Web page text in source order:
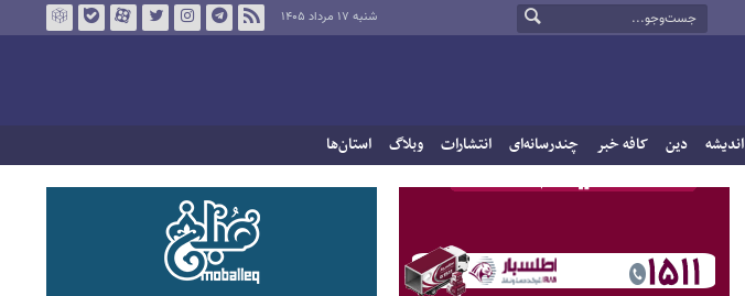
شنبه ۱۷ مرداد ۱۴۰۵
اندیشه دین کافه خبر چندرسانه‌ای انتشارات وبلاگ استان‌ها